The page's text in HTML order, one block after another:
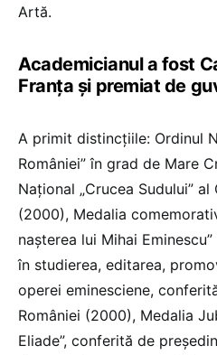
Artă.
Academicianul a fost
Franța și premiat de
A primit distincţiile: Ordinul
României” în grad de Mare
Naţional „Crucea Sudului”
(2000), Medalia
naşterea lui Mihai
în studierea, editarea,
operei eminesciene,
României (2000), Medalia
Eliade”, conferită de